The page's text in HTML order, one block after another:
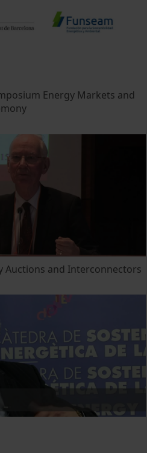
Energy Markets and
Auctions and Interconnectors